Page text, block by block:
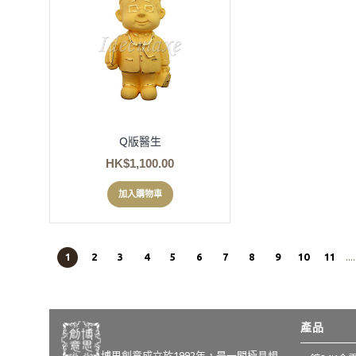
Q版醫生
HK$1,100.00
加入購物車
1 2 3 4 5 6 7 8 9 10 11 ....
產品